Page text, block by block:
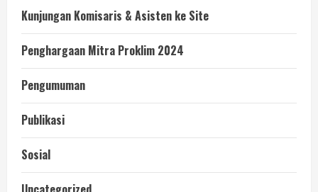
Kunjungan Komisaris & Asisten ke Site
Penghargaan Mitra Proklim 2024
Pengumuman
Publikasi
Sosial